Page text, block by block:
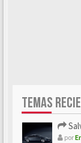
TEMAS
por